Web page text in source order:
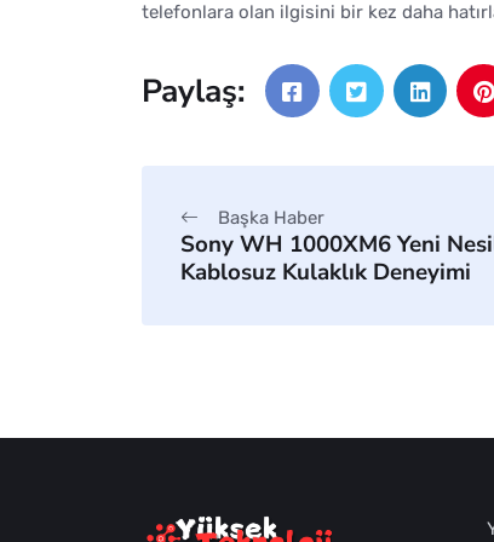
telefonlara olan ilgisini bir kez daha
Paylaş:
Başka Haber
Sony WH 1000XM6 Yeni
Kablosuz Kulaklık Deneyimi